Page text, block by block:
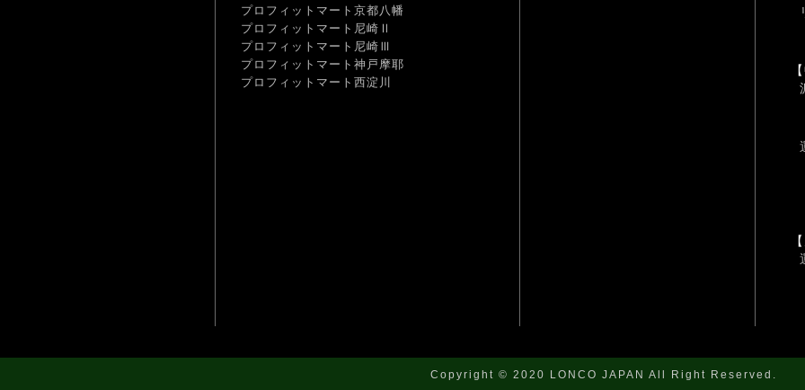
プロフィットマート京都八幡
プロフィットマート尼崎Ⅱ
プロフィットマート尼崎Ⅲ
プロフィットマート神戸摩耶
プロフィットマート西淀川
Copyright © 2020 LONCO JAPAN All Right Reserved.